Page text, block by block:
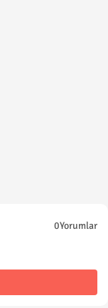
0Yorumlar